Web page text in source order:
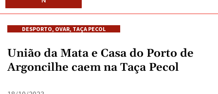
DESPORTO, OVAR, TAÇA PECOL
União da Mata e Casa do Porto de
Argoncilhe caem na Taça Pecol